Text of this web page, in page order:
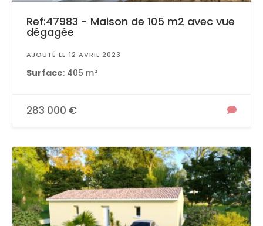
Ref:47983 - Maison de 105 m2 avec vue
dégagée
AJOUTÉ LE 12 AVRIL 2023
Surface: 405 m²
283 000 €